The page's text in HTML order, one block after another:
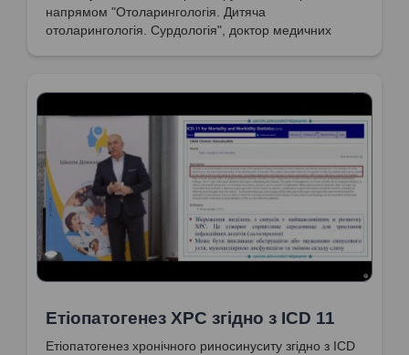
напрямом "Отоларингологія. Дитяча
отоларингологія. Сурдологія", доктор медичних
Eтіопатогенез ХРС згідно з ICD 11
Eтіопатогенез хронічного риносинуситу згідно з ICD